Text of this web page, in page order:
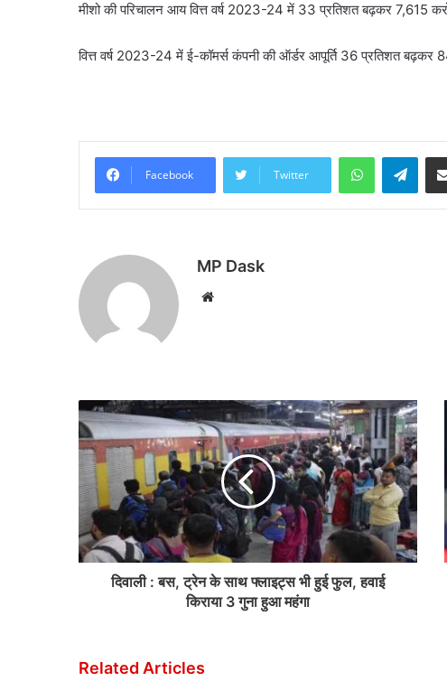
मीशो की परिचालन आय वित्त वर्ष 2023-24 में 33 प्रतिशत बढ़कर 7,615
वित्त वर्ष 2023-24 में ई-कॉमर्स कंपनी की ऑर्डर आपूर्ति 36 प्रतिशत बढ़कर
Facebook Twitter
WhatsApp
MP Dask
Website
दिवाली : बस, ट्रेन के साथ फ्लाइट्स भी हुई फुल, हवाई
किराया 3 गुना हुआ महंगा
Related Articles